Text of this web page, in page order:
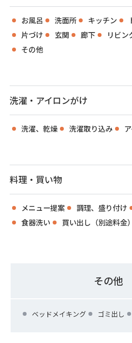
お風呂 洗面所 キッチン
片づけ
玄関 廊下 リビン
その他
洗濯・アイロンがけ
洗濯、乾燥 洗濯取り込み
料理・買い物
メニュー提案 調理、盛り付け
食器洗い
買い出し（別途料金）
その他
ベッドメイキング ゴミ出し